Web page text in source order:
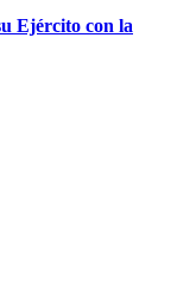
Ejército con la